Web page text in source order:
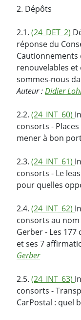
2. Dépôts
2.1. (24_DET_2)
réponse du
Cautionnements
renouvelables
sommes-nous
Auteur :Didier
2.2. (24_INT_60)
consorts -
mener à bon
2.3. (24_INT_61)
consorts - Le
pour quelles
2.4. (24_INT_62)
consorts au
Gerber - Les
et ses 7
Gerber
2.5. (24_INT_63)
consorts -
CarPostal : quel